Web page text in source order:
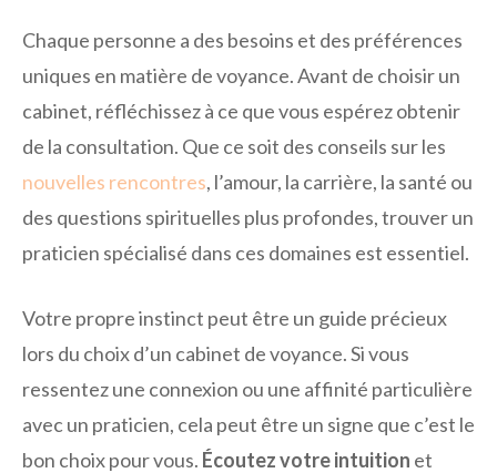
Chaque personne a des besoins et des préférences
uniques en matière de voyance. Avant de choisir un
cabinet, réfléchissez à ce que vous espérez obtenir
de la consultation. Que ce soit des conseils sur les
nouvelles rencontres, l’amour, la carrière, la santé ou
des questions spirituelles plus profondes, trouver un
praticien spécialisé dans ces domaines est essentiel.
Votre propre instinct peut être un guide précieux
lors du choix d’un cabinet de voyance. Si vous
ressentez une connexion ou une affinité particulière
avec un praticien, cela peut être un signe que c’est le
bon choix pour vous. Écoutez votre intuition et